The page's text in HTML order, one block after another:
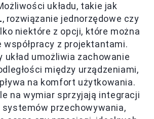
układu, takie jak
, rozwiązanie jednorzędowe czy
niektóre z opcji, które można
współpracy z projektantami.
układ umożliwia zachowanie
między urządzeniami,
na komfort użytkowania.
na wymiar sprzyjają integracji
przechowywania,